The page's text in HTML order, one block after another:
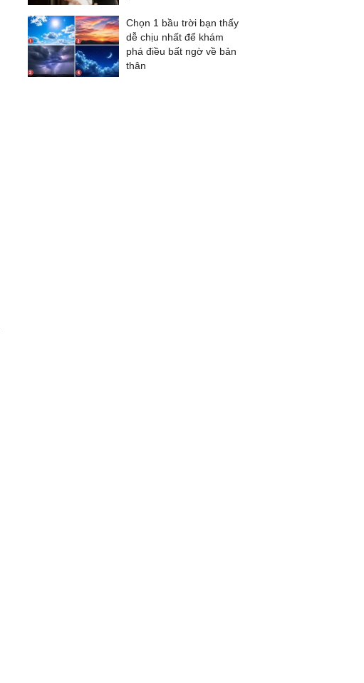
Chọn 1 bầu trời bạn thấy
dễ chịu nhất để khám
phá điều bất ngờ về bản
thân